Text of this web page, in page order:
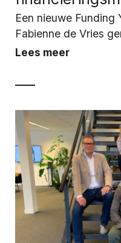
Een nieuwe Funding
Fabienne de Vries
Lees meer